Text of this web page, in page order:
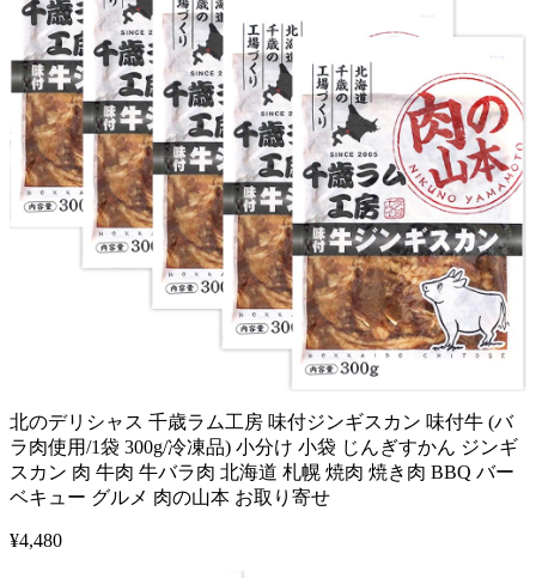
北のデリシャス 千歳ラム工房 味付ジンギスカン 味付牛 (バ
ラ肉使用/1袋 300g/冷凍品) 小分け 小袋 じんぎすかん ジンギ
スカン 肉 牛肉 牛バラ肉 北海道 札幌 焼肉 焼き肉 BBQ バー
ベキュー グルメ 肉の山本 お取り寄せ
¥4,480